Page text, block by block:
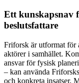
Ett kunskapsnav
beslutsfattare
Friforsk är utformat för
aktörer i samhället.
ansvar för fysisk
– kan använda
och konkreta insatser.